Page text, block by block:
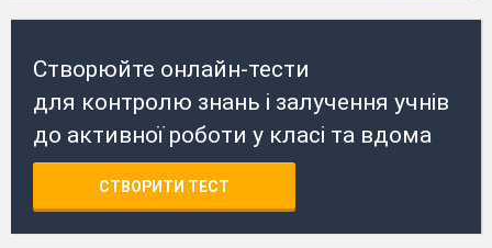
Створюйте онлайн-тести
для контролю знань і залучення учнів
до активної роботи у класі та вдома
СТВОРИТИ ТЕСТ